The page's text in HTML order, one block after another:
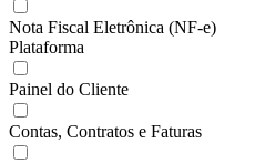
Nota Fiscal Eletrônica (NF-e)
Plataforma
Painel do Cliente
Contas, Contratos e Faturas